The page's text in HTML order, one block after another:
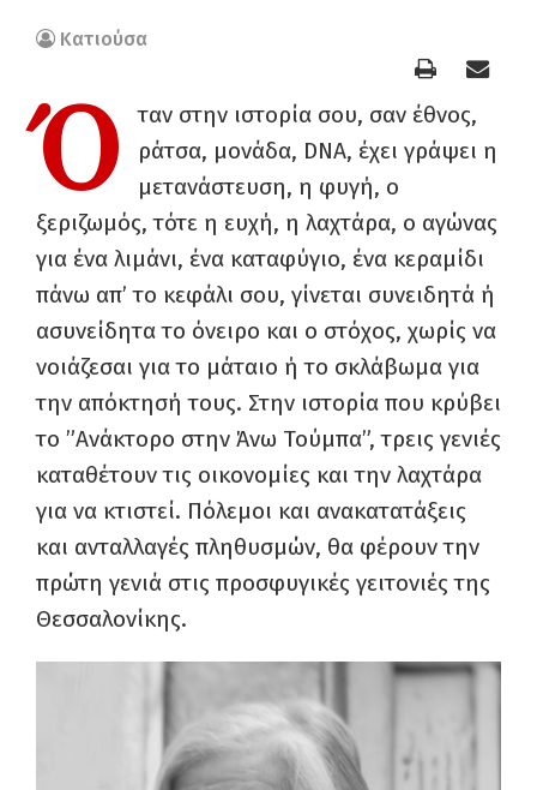
Κατιούσα
Ό
ταν στην ιστορία σου, σαν έθνος,
ράτσα, μονάδα, DNA, έχει γράψει η
μετανάστευση, η φυγή, ο
ξεριζωμός, τότε η ευχή, η λαχτάρα, ο αγώνας
για ένα λιμάνι, ένα καταφύγιο, ένα κεραμίδι
πάνω απ’ το κεφάλι σου, γίνεται συνειδητά ή
ασυνείδητα το όνειρο και ο στόχος, χωρίς να
νοιάζεσαι για το μάταιο ή το σκλάβωμα για
την απόκτησή τους. Στην ιστορία που κρύβει
το ”Ανάκτορο στην Άνω Τούμπα”, τρεις γενιές
καταθέτουν τις οικονομίες και την λαχτάρα
για να κτιστεί. Πόλεμοι και ανακατατάξεις
και ανταλλαγές πληθυσμών, θα φέρουν την
πρώτη γενιά στις προσφυγικές γειτονιές της
Θεσσαλονίκης.